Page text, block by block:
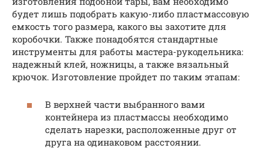
будет лишь подобрать какую-либо пластмассовую
емкость того размера, какого вы захотите для
коробочки. Также понадобятся стандартные
инструменты для работы мастера-рукодельника:
надежный клей, ножницы, а также вязальный
крючок. Изготовление пройдет по таким этапам:
В верхней части выбранного вами
контейнера из пластмассы необходимо
сделать нарезки, расположенные друг от
друга на одинаковом расстоянии.